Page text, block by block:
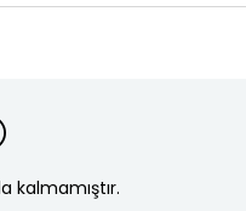
kalmamıştır.